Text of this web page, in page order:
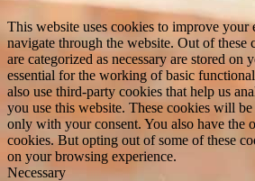
This website uses cookies to improve your
navigate through the website. Out of these
are categorized as necessary are stored on
essential for the working of basic
also use third-party cookies that help us
you use this website. These cookies will
only with your consent. You also have the
cookies. But opting out of some of these
on your browsing experience.
Necessary